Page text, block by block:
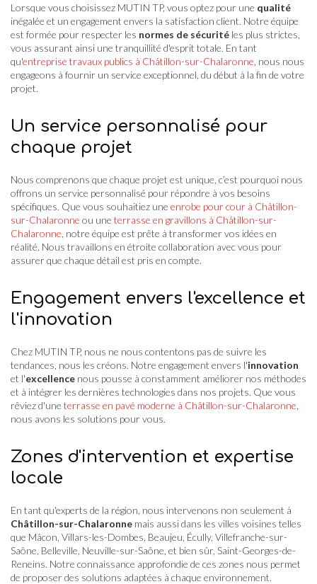
Lorsque vous choisissez MUTIN TP, vous optez pour une qualité
inégalée et un engagement envers la satisfaction client. Notre équipe
est formée pour respecter les normes de sécurité les plus strictes,
vous assurant ainsi une tranquillité d'esprit totale. En tant
qu'entreprise travaux publics à Châtillon-sur-Chalaronne , nous nous
engageons à fournir un service exceptionnel, du début à la fin de votre
projet.
Un service personnalisé pour
chaque projet
Nous comprenons que chaque projet est unique, c’est pourquoi nous
offrons un service personnalisé pour répondre à vos besoins
spécifiques. Que vous souhaitiez une enrobe pour cour à Châtillon-
sur-Chalaronne ou une terrasse en gravillons à Châtillon-sur-
Chalaronne , notre équipe est prête à transformer vos idées en
réalité. Nous travaillons en étroite collaboration avec vous pour
assurer que chaque détail est pris en compte.
Engagement envers l'excellence et
l'innovation
Chez MUTIN TP, nous ne nous contentons pas de suivre les
tendances, nous les créons. Notre engagement envers l'innovation
et l'excellence nous pousse à constamment améliorer nos méthodes
et à intégrer les dernières technologies dans nos projets. Que vous
rêviez d'une terrasse en pavé moderne à Châtillon-sur-Chalaronne
nous avons les solutions pour vous.
Zones d'intervention et expertise
locale
En tant qu'experts de la région, nous intervenons non seulement à
Châtillon-sur-Chalaronne mais aussi dans les villes voisines telles
que Mâcon, Villars-les-Dombes, Beaujeu, Écully, Villefranche-sur-
Saône, Belleville, Neuville-sur-Saône, et bien sûr, Saint-Georges-de-
Reneins. Notre connaissance approfondie de ces zones nous permet
de proposer des solutions adaptées à chaque environnement.